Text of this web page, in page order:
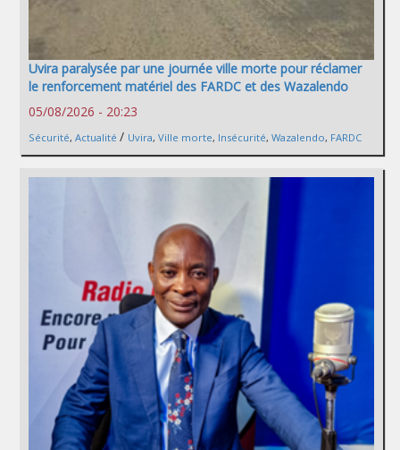
Uvira paralysée par une journée ville morte pour réclamer
le renforcement matériel des FARDC et des Wazalendo
05/08/2026 - 20:23
Sécurité, Actualité / Uvira, Ville morte, Insécurité, Wazalendo, FARDC